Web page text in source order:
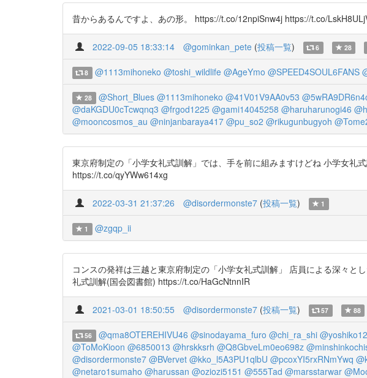
昔からあるんですよ、あの形。 https://t.co/12npiSnw4j https://t.co/
2022-09-05 18:33:14 @gominkan_pete (投稿一覧) 6 28
8 @1113mihoneko @toshi_wildlife @AgeYmo @SPEED4SOUL6FANS
28 @Short_Blues @1113mihoneko @41V01V9AA0v53
@daKGDU0cTcwqnq3 @frgod1225 @gami14045258 @haruharunogi46
@mooncosmos_au @ninjanbaraya417 @pu_so2 @rikugunbugyoh
東京府制定の「小学女礼式訓解」では、手を前に組みますけどね 小学女
https://t.co/qyYWw614xg
2022-03-31 21:37:26 @disordermonste7 (投稿一覧) 1
1 @zgqp_ii
コンスの発祥は三越と東京府制定の「小学女礼式訓解」 店員による深々
礼式訓解(国会図書館) https://t.co/HaGcNtnnIR
2021-03-01 18:50:55 @disordermonste7 (投稿一覧) 57 88
56 @qma8OTEREHIVU46 @sinodayama_furo @chi_ra_shi
@ToMoKioon @6850013 @hrskksrh @Q8GbveLm0eo698z
@disordermonste7 @BVervet @kko_l5A3PU1qlbU @pcoxYI5rxRNmYwq
@netaro1sumaho @harussan @oziozi5151 @555Tad @marsstarwar